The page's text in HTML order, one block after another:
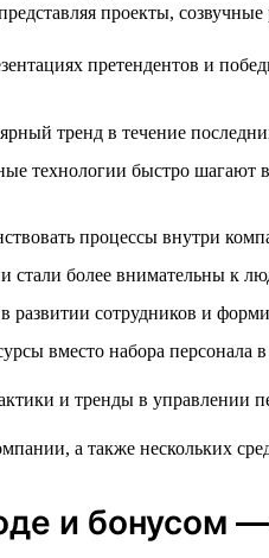
проекты,
претендентов и
тренд в течение
технологии быстро шагают
процессы внутри
стали более внимательны к
развитии сотрудников и
вместо набора персонала
а также нескольких
и бонусом